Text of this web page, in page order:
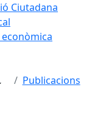
Ciutadana
Publicacions